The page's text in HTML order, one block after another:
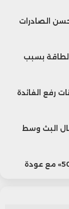
الصادرات
بسبب
رفع الفائدة
البث وسط
رهانات صعود قياسية على «إس آند بي 500» مع عودة